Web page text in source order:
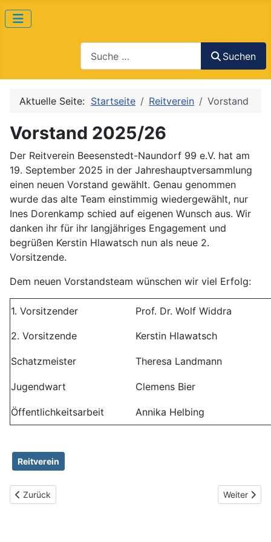
Suchen
Aktuelle Seite: Startseite Reitverein Vorstand
Vorstand 2025/26
Der Reitverein Beesenstedt-Naundorf 99 e.V. hat am
19. September 2025 in der Jahreshauptversammlung
einen neuen Vorstand gewählt. Genau genommen
wurde das alte Team einstimmig wiedergewählt, nur
Ines Dorenkamp schied auf eigenen Wunsch aus. Wir
danken ihr für ihr langjähriges Engagement und
begrüßen Kerstin Hlawatsch nun als neue 2.
Vorsitzende.
Dem neuen Vorstandsteam wünschen wir viel Erfolg:
1. Vorsitzender Prof. Dr. Wolf Widdra
2. Vorsitzende Kerstin Hlawatsch
Schatzmeister Theresa Landmann
Jugendwart Clemens Bier
Öffentlichkeitsarbeit Annika Helbing
Reitverein
Vorheriger Beitrag: Winterfeier '26
Zurück Nächster
Weiter